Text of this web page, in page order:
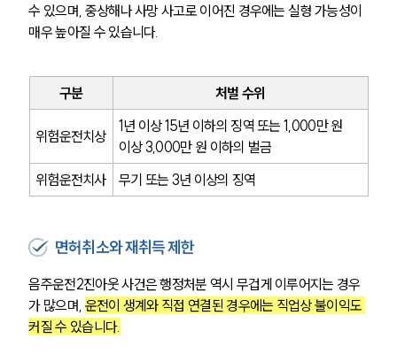
수 있으며, 중상해나 사망 사고로 이어진 경우에는 실형 가능성이
매우 높아질 수 있습니다.
구분 처벌 수위
위험운전치상
1년 이상 15년 이하의 징역 또는 1,000만 원
이상 3,000만 원 이하의 벌금
위험운전치사
무기 또는 3년 이상의 징역
면허취소와 재취득 제한
음주운전2진아웃 사건은 행정처분 역시 무겁게 이루어지는 경우
가 많으며, 운전이 생계와 직접 연결된 경우에는 직업상 불이익도
커질 수 있습니다.